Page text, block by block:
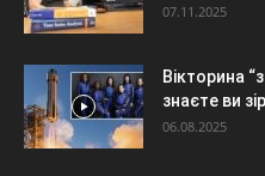
07.11.2025
Вікторина
знаєте ви
06.08.2025